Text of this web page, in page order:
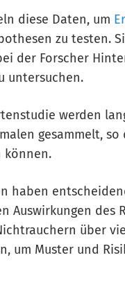
diese Daten, um
zu testen.
der Forscher
untersuchen.
werden
gesammelt, so
können.
haben
Auswirkungen des
über
um Muster und